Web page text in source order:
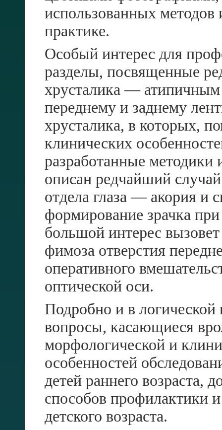
использованных
практике.
Особый интерес для
разделы, посвященные
хрусталика —
переднему и заднему
хрусталика, в которых,
клинических
разработанные методики
описан редчайший
отдела глаза — акория и
формирование зрачка
большой интерес
фимоза отверстия
оперативного
оптической оси.
Подробно и в логической
вопросы, касающиеся
морфологической и
особенностей
детей раннего возраста,
способов профилактики
детского возраста.